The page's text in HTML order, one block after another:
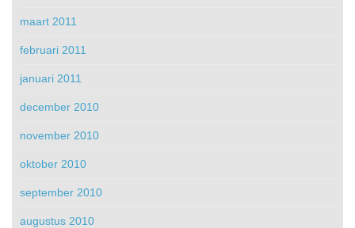
maart 2011
februari 2011
januari 2011
december 2010
november 2010
oktober 2010
september 2010
augustus 2010